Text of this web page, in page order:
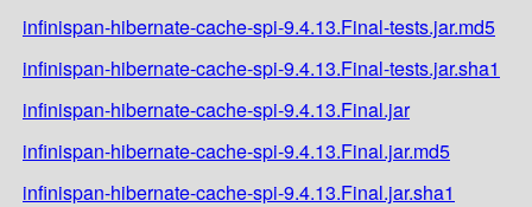
infinispan-hibernate-cache-spi-9.4.13.Final-tests.jar.md5
infinispan-hibernate-cache-spi-9.4.13.Final-tests.jar.sha1
infinispan-hibernate-cache-spi-9.4.13.Final.jar
infinispan-hibernate-cache-spi-9.4.13.Final.jar.md5
infinispan-hibernate-cache-spi-9.4.13.Final.jar.sha1